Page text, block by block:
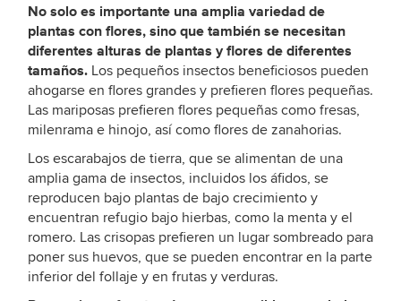
No solo es importante una amplia variedad de
plantas con flores, sino que también se necesitan
diferentes alturas de plantas y flores de diferentes
tamaños. Los pequeños insectos beneficiosos pueden
ahogarse en flores grandes y prefieren flores pequeñas.
Las mariposas prefieren flores pequeñas como fresas,
milenrama e hinojo, así como flores de zanahorias.
Los escarabajos de tierra, que se alimentan de una
amplia gama de insectos, incluidos los áfidos, se
reproducen bajo plantas de bajo crecimiento y
encuentran refugio bajo hierbas, como la menta y el
romero. Las crisopas prefieren un lugar sombreado para
poner sus huevos, que se pueden encontrar en la parte
inferior del follaje y en frutas y verduras.